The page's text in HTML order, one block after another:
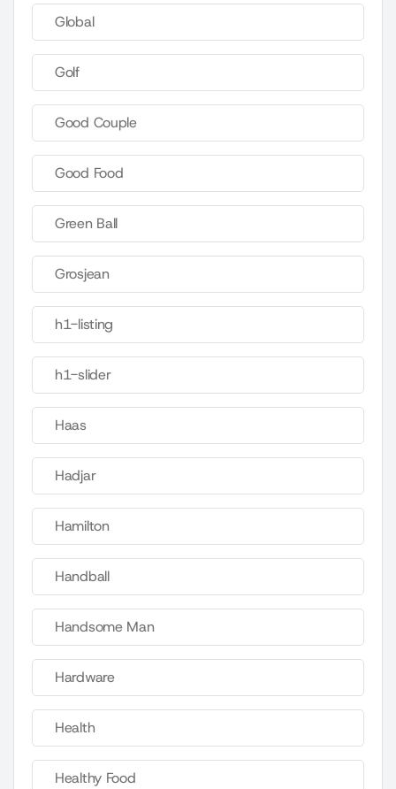
Global
Golf
Good Couple
Good Food
Green Ball
Grosjean
h1-listing
h1-slider
Haas
Hadjar
Hamilton
Handball
Handsome Man
Hardware
Health
Healthy Food